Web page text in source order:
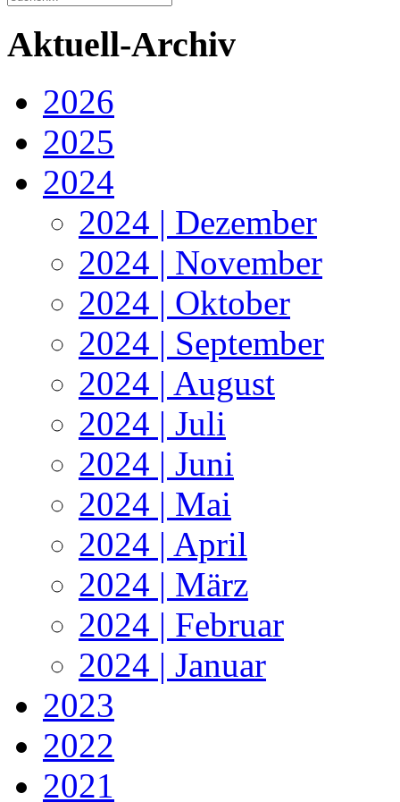
Aktuell-Archiv
2026
2025
2024
2024 | Dezember
2024 | November
2024 | Oktober
2024 | September
2024 | August
2024 | Juli
2024 | Juni
2024 | Mai
2024 | April
2024 | März
2024 | Februar
2024 | Januar
2023
2022
2021